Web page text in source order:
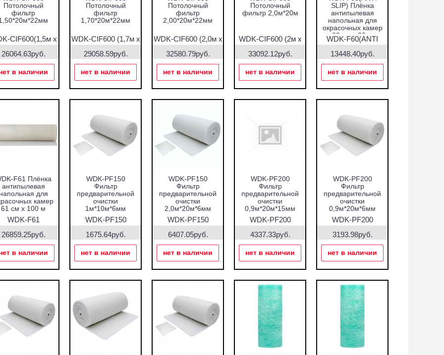
Потолочный
фильтр
CIF600(1,5м х
20м*22)
26064.63руб.
в наличии
Потолочный
фильтр
1,70*20м*22мм
WDK-CIF600 (1,7м х
20м*22
29058.59руб.
нет в наличии
Потолочный
фильтр
2,00*20м*22мм
WDK-CIF600 (2,0м х
20м*22
32580.79руб.
нет в наличии
Потолочный
фильтр 2,0м*20м
WDK-CIF600 (2м х
20м)
33092.12руб.
нет в наличии
SLIP) Плёнка
антипылевая
напольная для
окрасочных камер
60 см х 20 м
WDK-F60(ANTI
SLIP)
13448.40руб.
нет в наличии
F61 Плёнка
антипылевая
для
камер
61 см х 100 м
WDK-F61
26859.25руб.
в наличии
WDK-PF150
Фильтр
предварительной
очистки
1м*10м*6мм
WDK-PF150
(1м*10м*6мм)
1675.64руб.
нет в наличии
WDK-PF150
Фильтр
предварительной
очистки
2,0м*20м*6мм
WDK-PF150
(2,0м*20м*6мм)
6407.05руб.
нет в наличии
WDK-PF200
Фильтр
предварительной
очистки
0,9м*20м*15мм
WDK-PF200
(0,9м*20м*15мм)
4337.33руб.
нет в наличии
WDK-PF200
Фильтр
предварительной
очистки
0,9м*20м*6мм
WDK-PF200
(0,9м*20м*6мм)
3193.98руб.
нет в наличии